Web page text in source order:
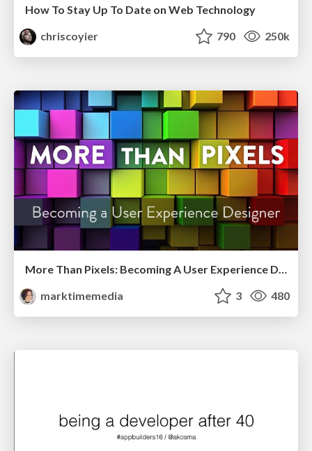
How To Stay Up To Date on Web Technology
chriscoyier
790 250k
marktimemedia
3 480